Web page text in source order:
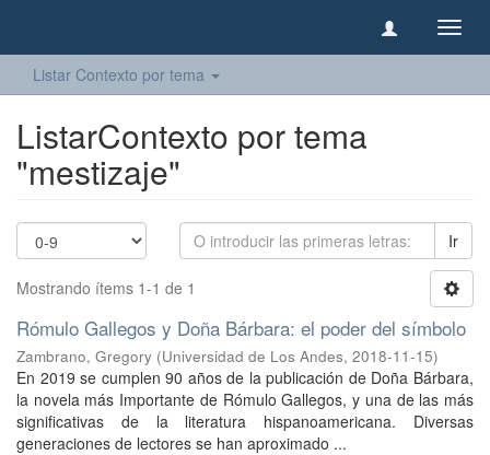
Listar Contexto por tema
ListarContexto por tema
"mestizaje"
Ir
Mostrando ítems 1-1 de 1
Rómulo Gallegos y Doña Bárbara: el poder del símbolo
Zambrano, Gregory (Universidad de Los Andes, 2018-11-15)
En 2019 se cumplen 90 años de la publicación de Doña Bárbara,
la novela más Importante de Rómulo Gallegos, y una de las más
significativas de la literatura hispanoamericana. Diversas
generaciones de lectores se han aproximado ...